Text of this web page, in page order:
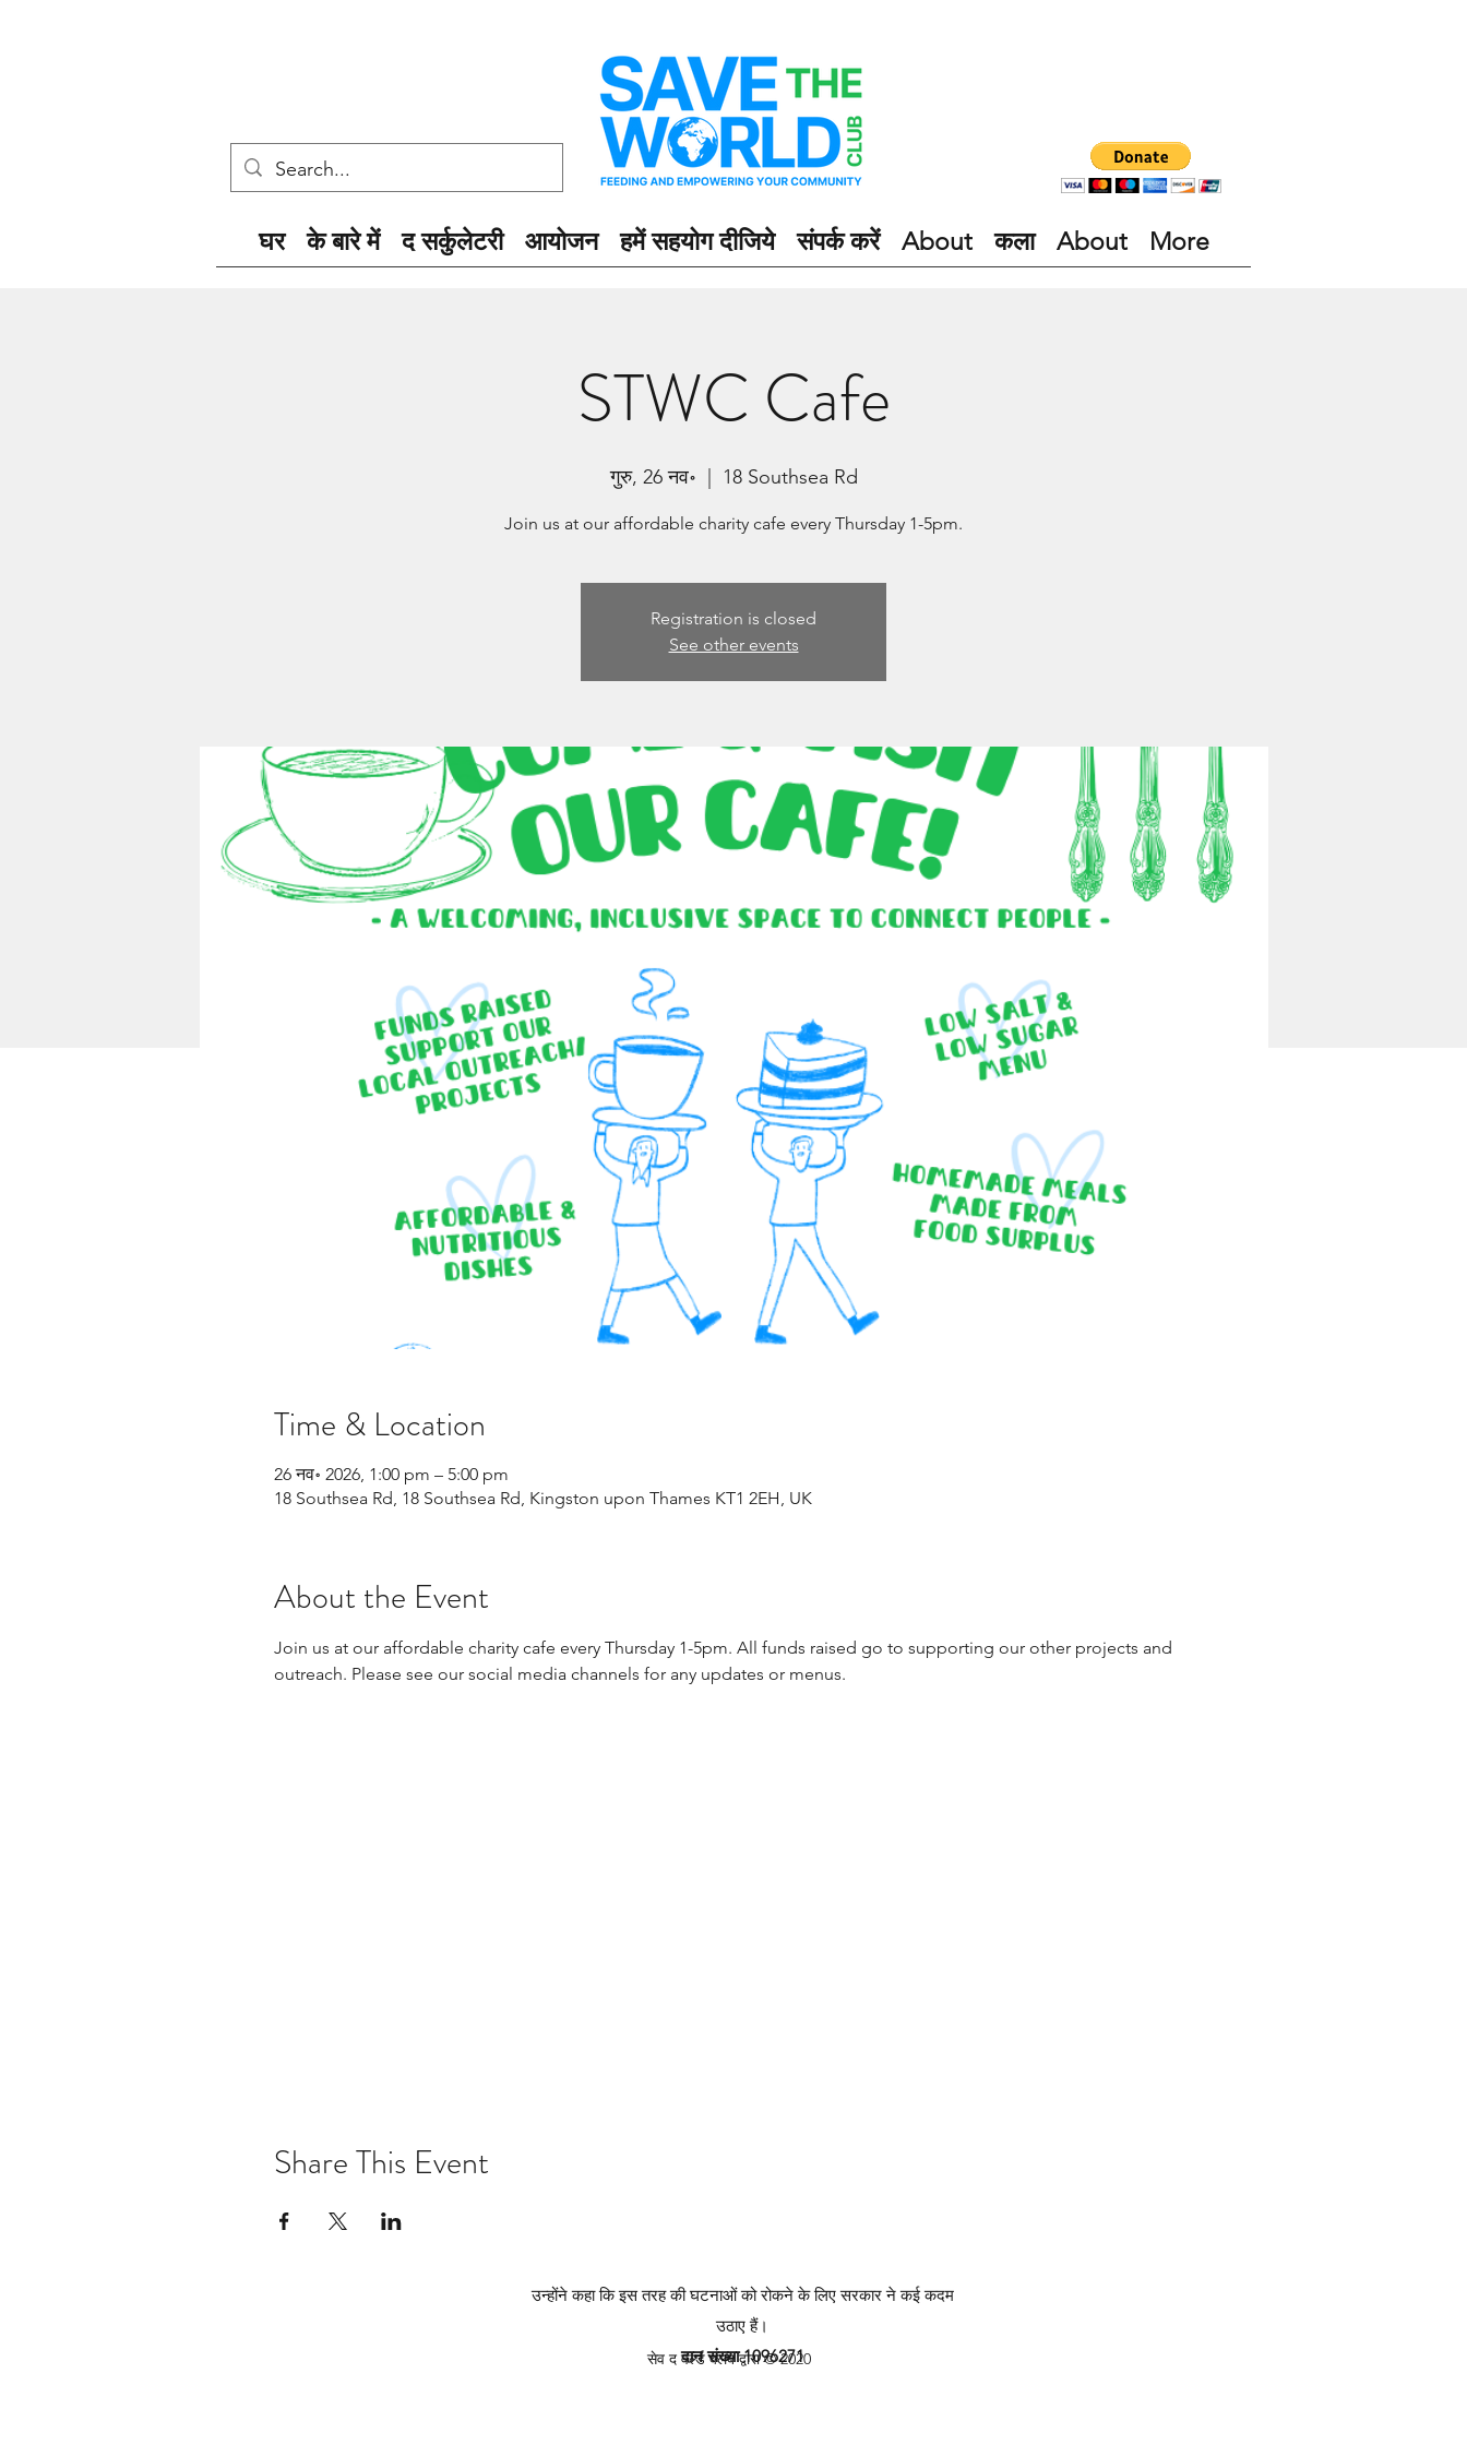
घर के बारे में द सर्कुलेटरी आयोजन हमें सहयोग दीजिये संपर्क करें About कला About More
STWC Cafe
गुरु, 26 नव॰ 18 Southsea Rd
Join us at our affordable charity cafe every Thursday 1-5pm.
Registration is closed
See other events
Time & Location
26 नव॰ 2026, 1:00 pm – 5:00 pm
18 Southsea Rd, 18 Southsea Rd, Kingston upon Thames KT1 2EH, UK
About the Event
Join us at our affordable charity cafe every Thursday 1-5pm. All funds raised go to supporting our other projects and
outreach. Please see our social media channels for any updates or menus.
Share This Event
उन्होंने कहा कि इस तरह की घटनाओं को रोकने के लिए सरकार ने कई कदम
उठाए हैं।
दान संख्या 1096271
सेव द वर्ल्ड क्लब द्वारा © 2020